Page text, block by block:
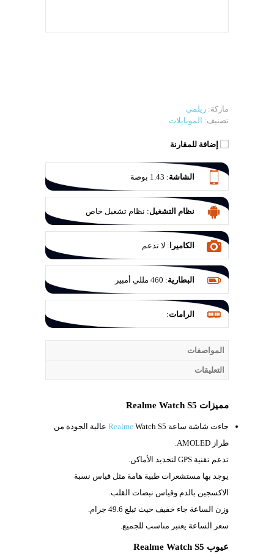
ماركة: ريلمي
تصنيف: الموبايلات
إضافة للمقارنة
الشاشة: 1.43 بوصة
نظام التشغيل: نظام تشغيل خاص
(Proprietary OS)
الكاميرا : لا تدعم
البطارية: 460 مللي أمبير
الرامات:
المواصفات
التعليقات
مميزات Realme Watch S5
جاءت شاشة ساعة RealmeWatch S5 عالية الجودة من
طراز AMOLED.
تدعم تقنية GPS لتحديد الأماكن.
يوجد بها مستشعرات طبية هامة مثل قياس نسبة
الاكسجين بالدم وقياس نبضات القلب.
وزن الساعة جاء خفيف حيث تبلغ 49.6 جرام.
سعر الساعة يعتبر مناسب للجميع.
عيوب Realme Watch S5